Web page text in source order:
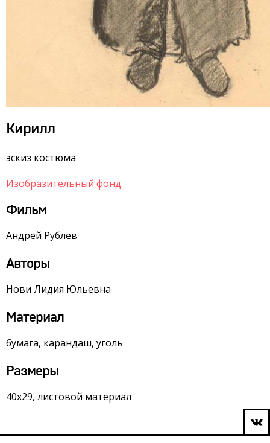
Кирилл
эскиз костюма
Изобразительный фонд
Фильм
Андрей Рублев
Авторы
Нови Лидия Юльевна
Материал
бумага, карандаш, уголь
Размеры
40х29, листовой материал